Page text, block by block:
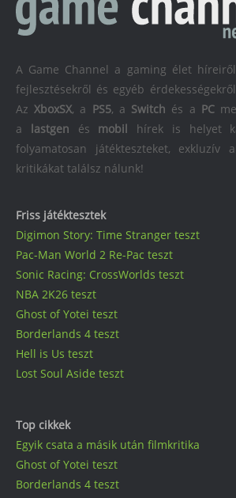
Friss játéktesztek
Digimon Story: Time Stranger teszt
Pac-Man World 2 Re-Pac teszt
Sonic Racing: CrossWorlds teszt
NBA 2K26 teszt
Ghost of Yotei teszt
Borderlands 4 teszt
Hell is Us teszt
Lost Soul Aside teszt
Top cikkek
Egyik csata a másik után filmkritika
Ghost of Yotei teszt
Borderlands 4 teszt
A Game Channel a gaming élet
fejlesztésekről és egyéb
AzXboxSX, a PS5, a Switch és a PC
a lastgen és mobil hírek is helyet
folyamatosan játékteszteket, exkluzív
kritikákat találsz nálunk!